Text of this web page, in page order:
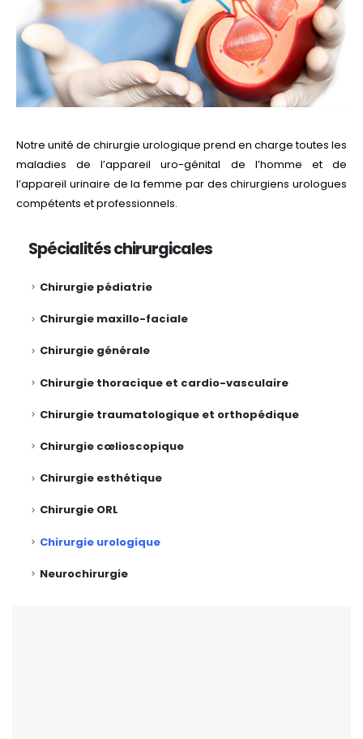
Notre unité de chirurgie urologique prend en charge toutes les
maladies de l’appareil uro-génital de l’homme et de
l’appareil urinaire de la femme par des chirurgiens urologues
compétents et professionnels.
Spécialités chirurgicales
Chirurgie pédiatrie
Chirurgie maxillo-faciale
Chirurgie générale
Chirurgie thoracique et cardio-vasculaire
Chirurgie traumatologique et orthopédique
Chirurgie cœlioscopique
Chirurgie esthétique
Chirurgie ORL
Chirurgie urologique
Neurochirurgie